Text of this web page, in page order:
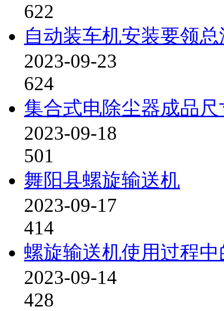
622
自动装车机安装要领总
2023-09-23
624
集合式电除尘器成品尺
2023-09-18
501
舞阳县螺旋输送机
2023-09-17
414
螺旋输送机使用过程
2023-09-14
428